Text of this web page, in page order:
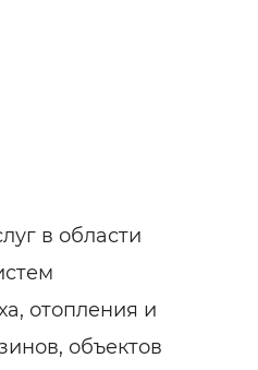
в области
отопления и
объектов